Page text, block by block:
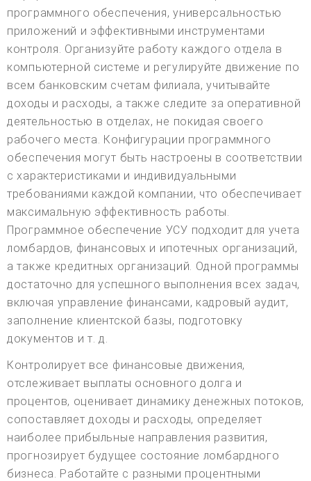
программного обеспечения, универсальностью
приложений и эффективными инструментами
контроля. Организуйте работу каждого отдела в
компьютерной системе и регулируйте движение по
всем банковским счетам филиала, учитывайте
доходы и расходы, а также следите за оперативной
деятельностью в отделах, не покидая своего
рабочего места. Конфигурации программного
обеспечения могут быть настроены в соответствии
с характеристиками и индивидуальными
требованиями каждой компании, что обеспечивает
максимальную эффективность работы.
Программное обеспечение УСУ подходит для учета
ломбардов, финансовых и ипотечных организаций,
а также кредитных организаций. Одной программы
достаточно для успешного выполнения всех задач,
включая управление финансами, кадровый аудит,
заполнение клиентской базы, подготовку
документов и т. д.
Контролирует все финансовые движения,
отслеживает выплаты основного долга и
процентов, оценивает динамику денежных потоков,
сопоставляет доходы и расходы, определяет
наиболее прибыльные направления развития,
прогнозирует будущее состояние ломбардного
бизнеса. Работайте с разными процентными